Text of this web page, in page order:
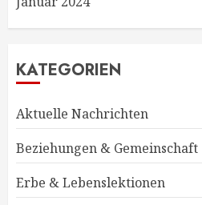
KATEGORIEN
Aktuelle Nachrichten
Beziehungen & Gemeinschaft
Erbe & Lebenslektionen